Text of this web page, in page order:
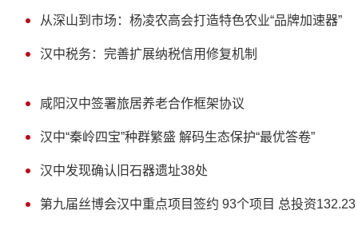
从深山到市场：杨凌农高会打造特色农业“品牌加速器”
汉中税务：完善扩展纳税信用修复机制
咸阳汉中签署旅居养老合作框架协议
汉中“秦岭四宝”种群繁盛 解码生态保护“最优答卷”
汉中发现确认旧石器遗址38处
第九届丝博会汉中重点项目签约 93个项目 总投资